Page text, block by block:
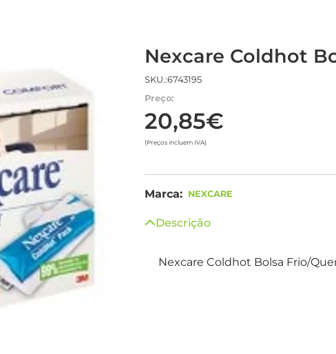
Nexcare Coldhot
SKU.:6743195
Preço:
20,85€
(Preços incluem IVA)
Marca: NEXCARE
Descrição
Nexcare Coldhot Bolsa Frio/